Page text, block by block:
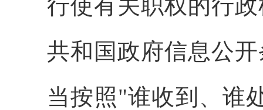
行使有关职权的行
共和国政府信息公
当按照"谁收到、谁